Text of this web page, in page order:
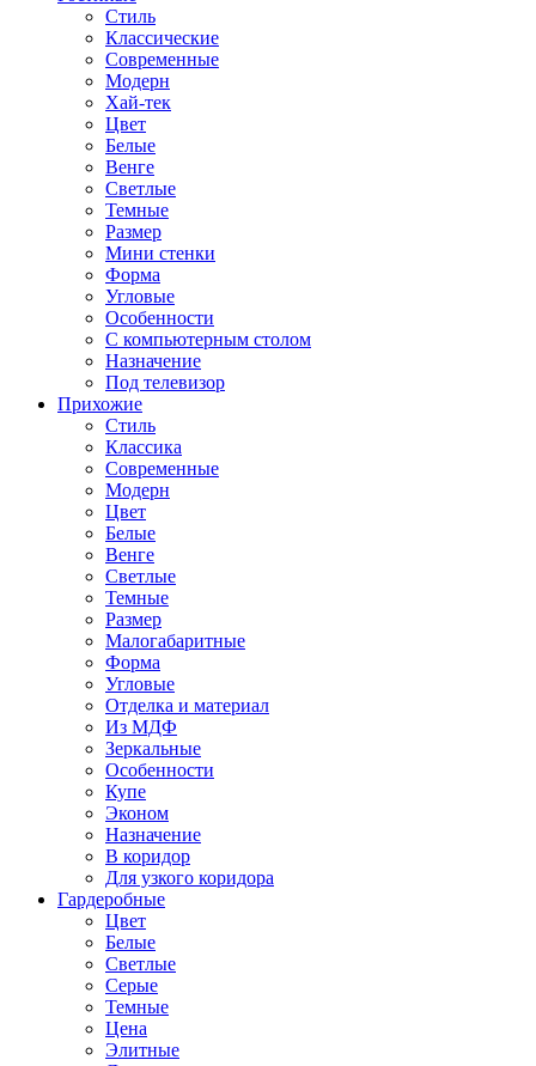
Стиль
Классические
Современные
Модерн
Хай-тек
Цвет
Белые
Венге
Светлые
Темные
Размер
Мини стенки
Форма
Угловые
Особенности
С компьютерным столом
Назначение
Под телевизор
Прихожие
Стиль
Классика
Современные
Модерн
Цвет
Белые
Венге
Светлые
Темные
Размер
Малогабаритные
Форма
Угловые
Отделка и материал
Из МДФ
Зеркальные
Особенности
Купе
Эконом
Назначение
В коридор
Для узкого коридора
Гардеробные
Цвет
Белые
Светлые
Серые
Темные
Цена
Элитные